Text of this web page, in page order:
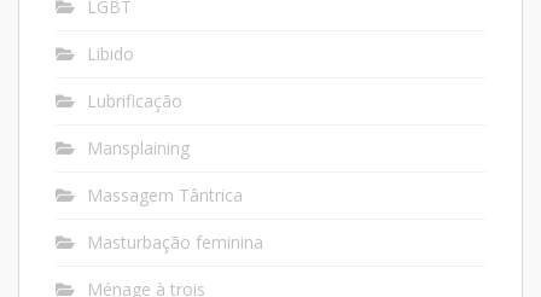
LGBT
Libido
Lubrificação
Mansplaining
Massagem Tântrica
Masturbação feminina
Ménage à trois